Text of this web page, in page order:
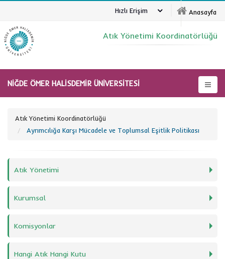
Anasayfa
Hızlı Erişim
NİĞDE ÖMER HALİSDEMİR ÜNİVERSİTESİ
Atık Yönetimi Koordinatörlüğü
Atık Yönetimi Koordinatörlüğü
Ayrımcılığa Karşı Mücadele ve Toplumsal Eşitlik Politikası
Atık Yönetimi
Kurumsal
Komisyonlar
Hangi Atık Hangi Kutu